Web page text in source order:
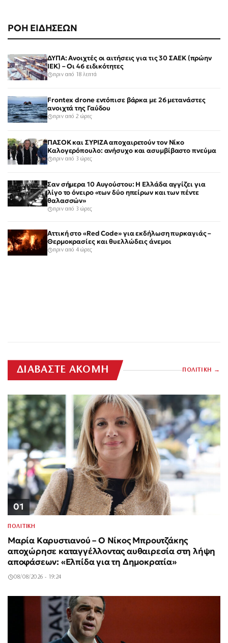
ΡΟΗ ΕΙΔΗΣΕΩΝ
ΔΥΠΑ: Ανοιχτές οι αιτήσεις για τις 30 ΣΑΕΚ (πρώην
ΙΕΚ) – Οι 46 ειδικότητες
πριν από 18 λεπτά
Frontex drone εντόπισε βάρκα με 26 μετανάστες
ανοιχτά της Γαύδου
πριν από 2 ώρες
ΠΑΣΟΚ και ΣΥΡΙΖΑ αποχαιρετούν τον Νίκο
Καλογερόπουλο: ανήσυχο και ασυμβίβαστο πνεύμα
πριν από 3 ώρες
Σαν σήμερα 10 Αυγούστου: Η Ελλάδα αγγίζει για
λίγο το όνειρο «των δύο ηπείρων και των πέντε
θαλασσών»
πριν από 3 ώρες
Αττική στο «Red Code» για εκδήλωση πυρκαγιάς –
Θερμοκρασίες και θυελλώδεις άνεμοι
πριν από 4 ώρες
ΔΙΑΒΑΣΤΕ ΑΚΟΜΗ ΠΟΛΙΤΙΚΗ
01
ΠΟΛΙΤΙΚΗ
Μαρία Καρυστιανού – Ο Νίκος Μπρουτζάκης
αποχώρησε καταγγέλλοντας αυθαιρεσία στη λήψη
αποφάσεων: «Ελπίδα για τη Δημοκρατία»
08/08/2026 - 19:24